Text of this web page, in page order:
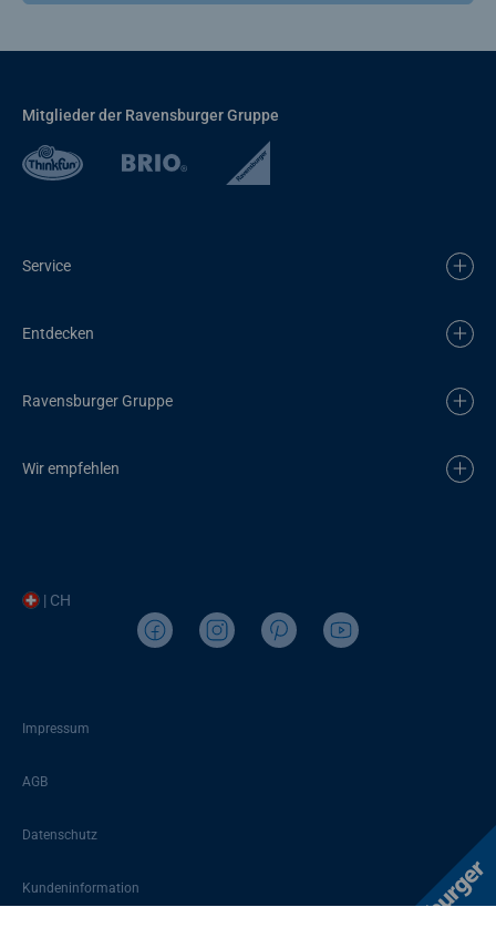
Mitglieder der Ravensburger Gruppe
Service
Entdecken
Ravensburger Gruppe
Wir empfehlen
| CH
Impressum
AGB
Datenschutz
Kundeninformation